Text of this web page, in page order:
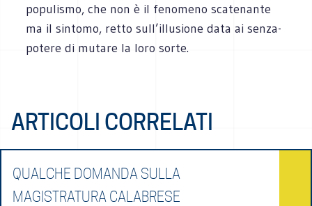
populismo, che non è il fenomeno scatenante
ma il sintomo, retto sull’illusione data ai senza-
potere di mutare la loro sorte.
ARTICOLI CORRELATI
QUALCHE DOMANDA SULLA
MAGISTRATURA CALABRESE